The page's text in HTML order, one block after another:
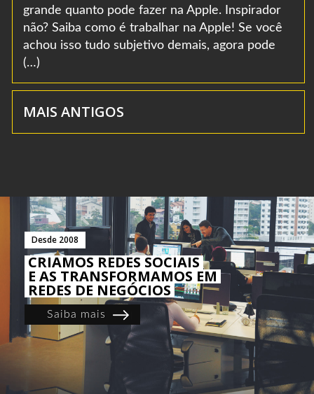
grande quanto pode fazer na Apple. Inspirador
não? Saiba como é trabalhar na Apple! Se você
achou isso tudo subjetivo demais, agora pode
(…)
MAIS ANTIGOS
Desde 2008
CRIAMOS REDES SOCIAIS
E AS TRANSFORMAMOS EM
REDES DE NEGÓCIOS
Saiba mais